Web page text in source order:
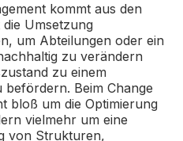
kommt aus den
Umsetzung
um Abteilungen oder ein
zu verändern
zu einem
Beim Change
bloß um die Optimierung
vielmehr um eine
von Strukturen,